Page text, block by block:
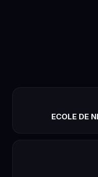
ECOLE DE